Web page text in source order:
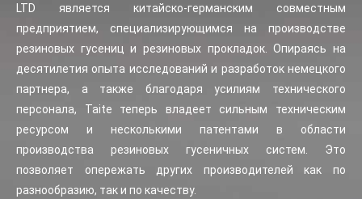
LTD является китайско-германским совместным
предприятием, специализирующимся на производстве
резиновых гусениц и резиновых прокладок. Опираясь на
десятилетия опыта исследований и разработок немецкого
партнера, а также благодаря усилиям технического
персонала, Taite теперь владеет сильным техническим
ресурсом и несколькими патентами в области
производства резиновых гусеничных систем. Это
позволяет опережать других производителей как по
разнообразию, так и по качеству.